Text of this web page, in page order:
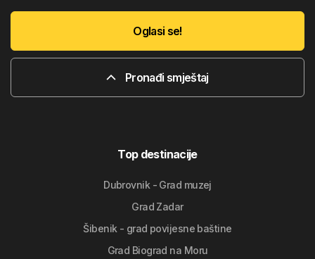
Oglasi se!
Pronađi smještaj
Top destinacije
Dubrovnik - Grad muzej
Grad Zadar
Šibenik - grad povijesne baštine
Grad Biograd na Moru